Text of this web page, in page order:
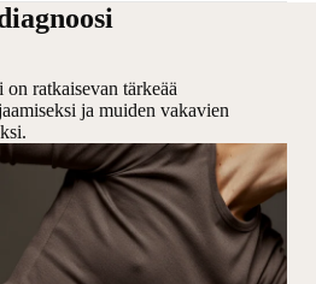
ratkaisevan tärkeää
ja muiden vakavien